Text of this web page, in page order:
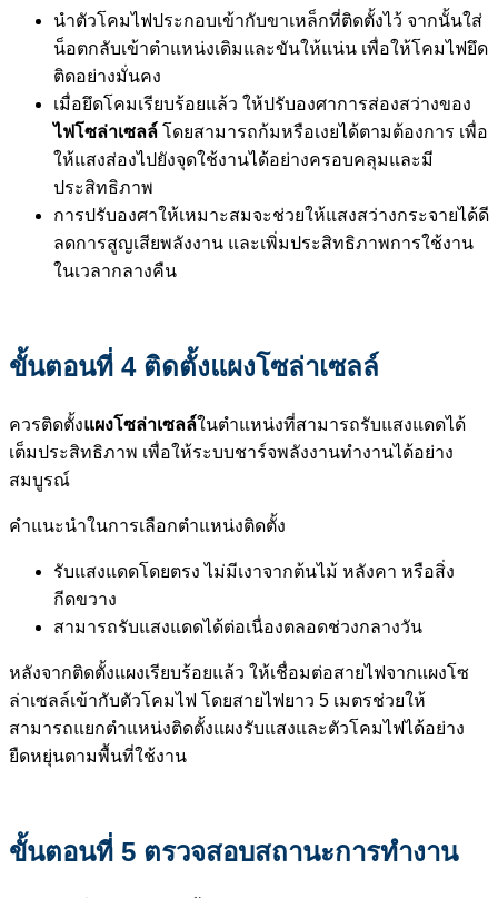
นำตัวโคมไฟประกอบเข้ากับขาเหล็กที่ติดตั้งไว้ จากนั้นใส่
น็อตกลับเข้าตำแหน่งเดิมและขันให้แน่น เพื่อให้โคมไฟยึด
ติดอย่างมั่นคง
เมื่อยึดโคมเรียบร้อยแล้ว ให้ปรับองศาการส่องสว่างของ
ไฟโซล่าเซลล์ โดยสามารถก้มหรือเงยได้ตามต้องการ เพื่อ
ให้แสงส่องไปยังจุดใช้งานได้อย่างครอบคลุมและมี
ประสิทธิภาพ
การปรับองศาให้เหมาะสมจะช่วยให้แสงสว่างกระจายได้ดี
ลดการสูญเสียพลังงาน และเพิ่มประสิทธิภาพการใช้งาน
ในเวลากลางคืน
ขั้นตอนที่ 4 ติดตั้งแผงโซล่าเซลล์
ควรติดตั้งแผงโซล่าเซลล์ในตำแหน่งที่สามารถรับแสงแดดได้
เต็มประสิทธิภาพ เพื่อให้ระบบชาร์จพลังงานทำงานได้อย่าง
สมบูรณ์
คำแนะนำในการเลือกตำแหน่งติดตั้ง
รับแสงแดดโดยตรง ไม่มีเงาจากต้นไม้ หลังคา หรือสิ่ง
กีดขวาง
สามารถรับแสงแดดได้ต่อเนื่องตลอดช่วงกลางวัน
หลังจากติดตั้งแผงเรียบร้อยแล้ว ให้เชื่อมต่อสายไฟจากแผงโซ
ล่าเซลล์เข้ากับตัวโคมไฟ โดยสายไฟยาว 5 เมตรช่วยให้
สามารถแยกตำแหน่งติดตั้งแผงรับแสงและตัวโคมไฟได้อย่าง
ยืดหยุ่นตามพื้นที่ใช้งาน
ขั้นตอนที่ 5 ตรวจสอบสถานะการทำงาน